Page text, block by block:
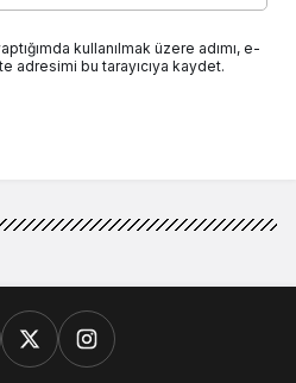
kullanılmak üzere adımı, e-
adresimi bu tarayıcıya kaydet.